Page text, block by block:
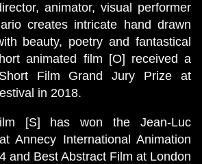
animator, visual performer
creates intricate hand drawn
beauty, poetry and fantastical
animated film [O] received a
Film Grand Jury Prize at
in 2018.
[S] has won the Jean-Luc
Annecy International Animation
and Best Abstract Film at London